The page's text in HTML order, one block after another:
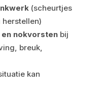
(scheurtjes
en nokvorstenbij
breuk,
kan